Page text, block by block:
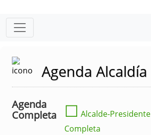
Agenda Alcaldía
Agenda
Completa
☐ Alcalde-Presidente
Completa